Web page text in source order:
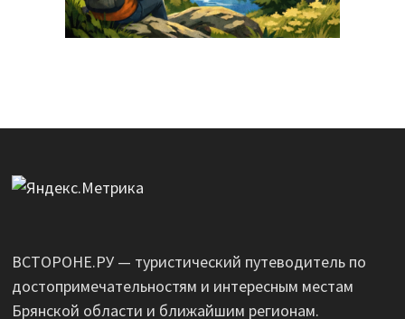
ВСТОРОНЕ.РУ — туристический путеводитель по
достопримечательностям и интересным местам
Брянской области и ближайшим регионам.